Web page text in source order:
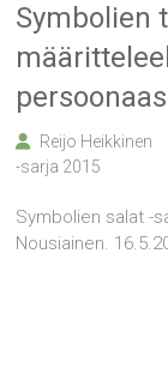
Symbolien
Reijo Heikkinen
-sarja 2015
Symbolien salat -
Nousiainen.